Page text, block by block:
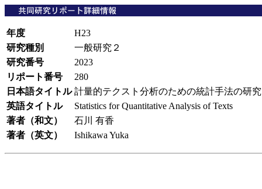
年度
H23
研究種別
一般研究２
研究番号
2023
リポート番号
280
日本語タイトル 計量的テクスト分析のための統計手法の研
英語タイトル
Statistics for Quantitative Analysis of Texts
著者（和文）
石川 有香
著者（英文）
Ishikawa Yuka